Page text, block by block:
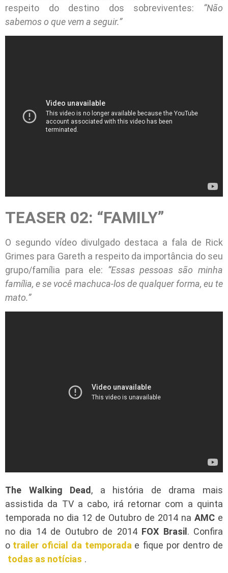
respeito do destino dos sobreviventes: “Não
sabemos o que vem a seguir.”
TEASER 02: “FAMILY”
O segundo vídeo divulgado destaca a fala de Rick
Grimes para Gareth a respeito da importância do seu
grupo/família para ele: “Essas pessoas são minha
família, e se você machuca-los de qualquer forma, eu te
mato.”
The Walking Dead, a história de drama mais
assistida da TV a cabo, irá retornar com a quinta
temporada no dia 12 de Outubro de 2014 na AMC e
no dia 14 de Outubro de 2014 FOX Brasil . Confira
o trailer oficial da temporada e fique por dentro de
todas as notícias .